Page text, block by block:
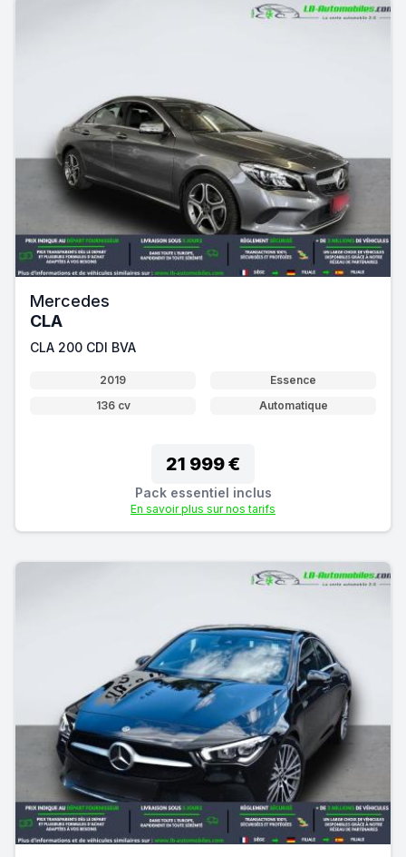
Mercedes
CLA
CLA 200 CDI BVA
2019
Essence
136 cv
Automatique
21 999 €
Pack essentiel inclus
En savoir plus sur nos tarifs